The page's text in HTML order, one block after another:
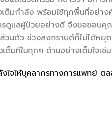
มกำลัง พร้อมใช้ทุกพื้นที่อย่าง
ารดูแลผู้ป่วยอย่างดี จึงขอขอบ
วนตัว ช่วงสงกรานต์ก็ไม่ได้หยุ
ต็มที่ในทุกๆ ด้านอย่างเต็มใจเช่
ใจให้บุคลากรทางการแพทย์ ต